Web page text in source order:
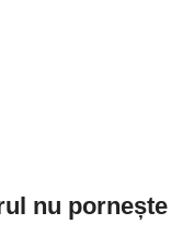
nu pornește